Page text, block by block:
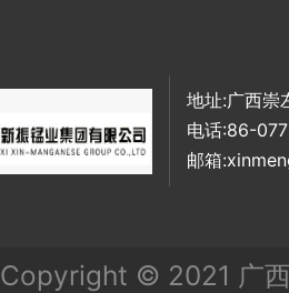
地址:广西崇
电话:86-
邮箱
Copyright © 2021 广西